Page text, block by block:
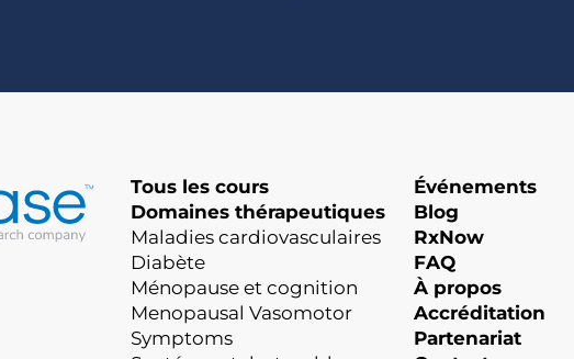
Tous les cours
Domaines thérapeutiques
Maladies cardiovasculaires
Diabète
Ménopause et cognition
Menopausal Vasomotor
Symptoms
Événements
Blog
RxNow
FAQ
À propos
Accréditation
Partenariat